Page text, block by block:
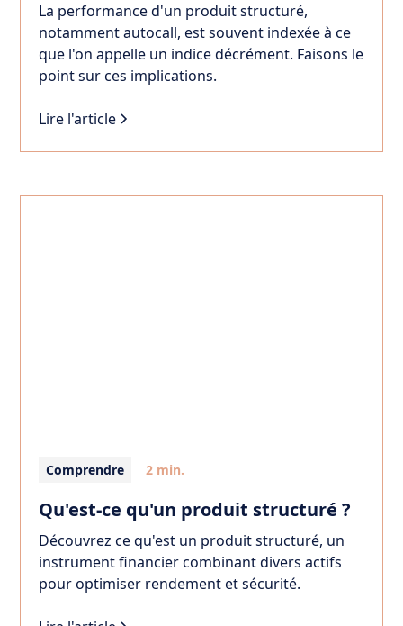
La performance d'un produit structuré,
notamment autocall, est souvent indexée à ce
que l'on appelle un indice décrément. Faisons le
point sur ces implications.
Lire l'article
Comprendre 2 min.
Qu'est-ce qu'un produit structuré ?
Découvrez ce qu'est un produit structuré, un
instrument financier combinant divers actifs
pour optimiser rendement et sécurité.